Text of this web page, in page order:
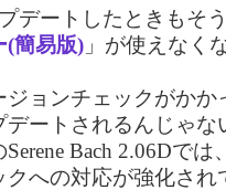
デートしたときもそ
(簡易版) 」が使えなく
ジョンチェックがか
デートされるんじゃな
Bach 2.06Dで
クへの対応が強化さ